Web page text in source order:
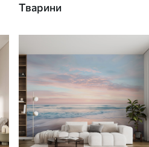
Тварини